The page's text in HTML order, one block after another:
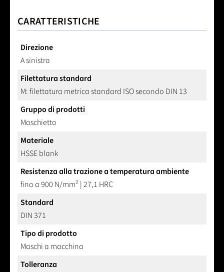
CARATTERISTICHE
Direzione
A sinistra
Filettatura standard
M: filettatura metrica standard ISO secondo DIN 13
Gruppo di prodotti
Maschietto
Materiale
HSSE blank
Resistenza alla trazione a temperatura ambiente
fino a 900 N/mm² | 27,1 HRC
Standard
DIN 371
Tipo di prodotto
Maschi a macchina
Tolleranza